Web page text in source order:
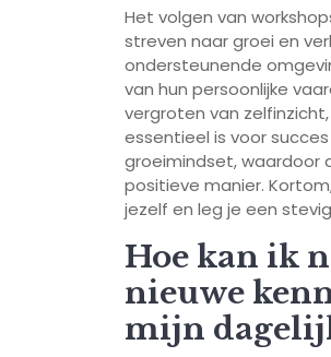
Het volgen van
streven naar groei en
ondersteunende
van hun persoonlijke
vergroten van
essentieel is voor
groeimindset, waardoor
positieve manier.
jezelf en leg je een
Hoe kan ik
nieuwe
mijn